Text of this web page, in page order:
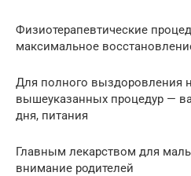
Физиотерапевтические
максимальное
Для полного выздоровления
вышеуказанных процедур —
дня, питания
Главным лекарством для
внимание родителей